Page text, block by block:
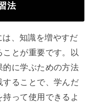
法
は、知識を増やすだ
とが重要です。以
的に学ぶための方法
することで、学んだ
って使用できるよ